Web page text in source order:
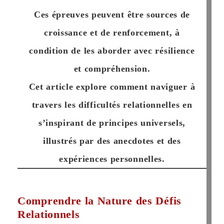
Ces épreuves peuvent être sources de
croissance et de renforcement, à
condition de les aborder avec résilience
et compréhension.
Cet article explore comment naviguer à
travers les difficultés relationnelles en
s’inspirant de principes universels,
illustrés par des anecdotes et des
expériences personnelles.
Comprendre la Nature des Défis
Relationnels